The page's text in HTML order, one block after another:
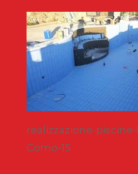
realizzazione-
Como-15